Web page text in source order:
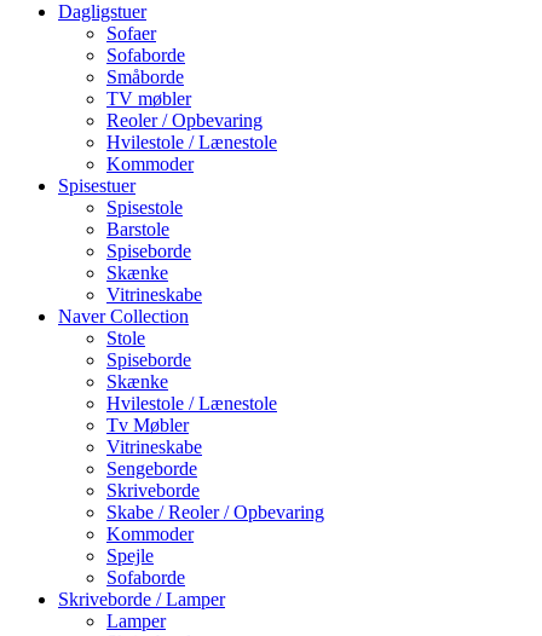
Dagligstuer
Sofaer
Sofaborde
Småborde
TV møbler
Reoler / Opbevaring
Hvilestole / Lænestole
Kommoder
Spisestuer
Spisestole
Barstole
Spiseborde
Skænke
Vitrineskabe
Naver Collection
Stole
Spiseborde
Skænke
Hvilestole / Lænestole
Tv Møbler
Vitrineskabe
Sengeborde
Skriveborde
Skabe / Reoler / Opbevaring
Kommoder
Spejle
Sofaborde
Skriveborde / Lamper
Lamper